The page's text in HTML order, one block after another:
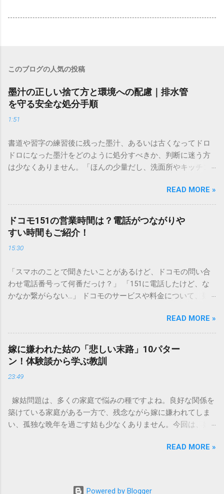
このブログの人気の投稿
墨汁の正しい捨て方と環境への配慮｜排水管
を守る安全な処分手順
1:51
書道や習字の練習後に残った墨汁、あるいは古くなってドロ
ドロになった墨汁をどのように処分すべきか、判断に迷う方
は少なくありません。「ほんの少量だし、洗面所やキッチン
と、実は予期せぬトラブルを招く原因となります。 墨汁は、
一般的な生活排水とは性質が大きく異なります。そのまま排
水口へ流すことは環境負荷だけでなく、ご自宅の排水設備を
傷める可能性も高いため、非常に危険です。この記事では、
墨汁を安全かつ環境に優しい方法で処分するための手順と、
容器を適切に分別する方法を徹底解説します。 墨汁を「排水
す）」と「膠（にかわ）」、そして水です。これらは非常に
微細かつ独特の粘性を持っているため、下水処理や配管維持
の観点から以下の問題が発生します。 1. 環境への深刻な負荷
施設であっても、これらの微粒子を完全に分解・除去するこ
とは容易ではありません。大量に流し続けると河川や海まで
到達し、水質の濁りや生態系へ悪影響を及ぼすリスクがあり
ます。 2. 排水管の詰まりと劣化 墨汁の粘度を保っている「膠
め、深刻な詰まりを引き起こします。特に築年数が経過した
住宅では配管トラブルが起きやすく、修理費用が高額になる
ケースも珍しくありません。 3. 頑固なシミと汚れの沈着 陶器
やホーロー製のシンクに墨汁が付着すると、細かい粒子が素
材の隙間に入り込み、取れない黒ずみとなります。一度素材
汁を処分する際は、「液体として流さない」ことが絶対ルー
READ MORE »
ドコモ151の営業時間は？電話がつながりや
すい時間もご紹介！
15:30
「スマホのことで聞きたいことがあるけど、ドコモの問い合
わせ電話番号って何番だっけ？」 「151に電話したけど、な
かなか繋がらない…」 ドコモのサービスや料金について、疑
ンフォメーションセンター」の専用電話番号「151」ですよ
ね。 でも、「 ドコモ151は何時まで 営業しているの？」「
151は何時から 受付可能なの？」と営業時間がわからず、な
かなか電話ができない方もいるかもしれません。 この記事で
は、ドコモ151の営業時間や、電話が繋がりやすい時間帯、さ
らには電話がつながらない時の対処法をわかりやすく解説し
言うと、ドコモのインフォメーションセンター「151」の受付
時間は、 午前9時から午後8時まで です。 年中無休で、土日
祝日も営業しています。「 151 営業時間 」を気にする際、ま
って連絡することができますね。 この時間内であれば、ドコ
以外からの問い合わせは、電話番号や通話料が異なるので注
READ MORE »
嫁に嫌われた姑の「悲しい末路」10パター
ン！体験談から学ぶ教訓
23:49
嫁姑問題は、多くの家庭で悩みの種ですよね。良好な関係を
築けている家庭がある一方で、残念ながら嫁に嫌われてしま
い、孤独な晩年を過ごす姑も少なくありません。今回は、嫁
を10パターンご紹介します。実体験に基づいたエピソードも
する 「まさか追い出されるなんて…」という声も聞かれるの
READ MORE »
Powered by Blogger